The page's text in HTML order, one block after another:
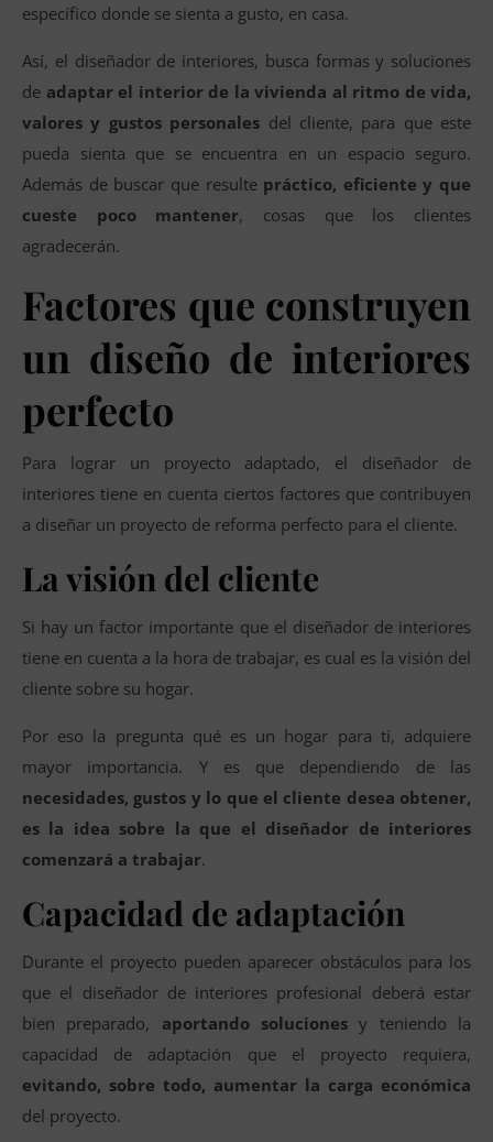
específico donde se sienta a gusto, en casa.
Así, el diseñador de interiores, busca formas y soluciones
de adaptar el interior de la vivienda al ritmo de vida,
valores y gustos personales del cliente, para que este
pueda sienta que se encuentra en un espacio seguro.
Además de buscar que resulte práctico, eficiente y que
cueste poco mantener, cosas que los clientes
agradecerán.
Factores que construyen
un diseño de interiores
perfecto
Para lograr un proyecto adaptado, el diseñador de
interiores tiene en cuenta ciertos factores que contribuyen
a diseñar un proyecto de reforma perfecto para el cliente.
La visión del cliente
Si hay un factor importante que el diseñador de interiores
tiene en cuenta a la hora de trabajar, es cual es la visión del
cliente sobre su hogar.
Por eso la pregunta qué es un hogar para ti, adquiere
mayor importancia. Y es que dependiendo de las
necesidades, gustos y lo que el cliente desea obtener,
es la idea sobre la que el diseñador de interiores
comenzará a trabajar.
Capacidad de adaptación
Durante el proyecto pueden aparecer obstáculos para los
que el diseñador de interiores profesional deberá estar
bien preparado, aportando soluciones y teniendo la
capacidad de adaptación que el proyecto requiera,
evitando, sobre todo, aumentar la carga económica
del proyecto.